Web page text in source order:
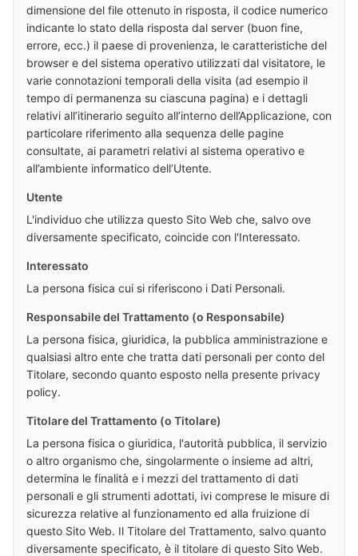
dimensione del file ottenuto in risposta, il codice numerico
indicante lo stato della risposta dal server (buon fine,
errore, ecc.) il paese di provenienza, le caratteristiche del
browser e del sistema operativo utilizzati dal visitatore, le
varie connotazioni temporali della visita (ad esempio il
tempo di permanenza su ciascuna pagina) e i dettagli
relativi all’itinerario seguito all’interno dell’Applicazione, con
particolare riferimento alla sequenza delle pagine
consultate, ai parametri relativi al sistema operativo e
all’ambiente informatico dell’Utente.
Utente
L'individuo che utilizza questo Sito Web che, salvo ove
diversamente specificato, coincide con l'Interessato.
Interessato
La persona fisica cui si riferiscono i Dati Personali.
Responsabile del Trattamento (o Responsabile)
La persona fisica, giuridica, la pubblica amministrazione e
qualsiasi altro ente che tratta dati personali per conto del
Titolare, secondo quanto esposto nella presente privacy
policy.
Titolare del Trattamento (o Titolare)
La persona fisica o giuridica, l'autorità pubblica, il servizio
o altro organismo che, singolarmente o insieme ad altri,
determina le finalità e i mezzi del trattamento di dati
personali e gli strumenti adottati, ivi comprese le misure di
sicurezza relative al funzionamento ed alla fruizione di
questo Sito Web. Il Titolare del Trattamento, salvo quanto
diversamente specificato, è il titolare di questo Sito Web.